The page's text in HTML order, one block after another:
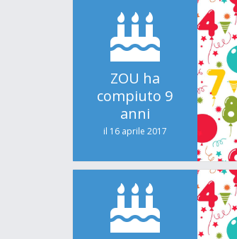
ZOU ha
compiuto 9
anni
il 16 aprile 2017